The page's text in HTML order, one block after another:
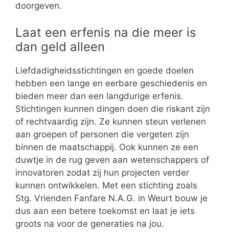
doorgeven.
Laat een erfenis na die meer is
dan geld alleen
Liefdadigheidsstichtingen en goede doelen
hebben een lange en eerbare geschiedenis en
bieden meer dan een langdurige erfenis.
Stichtingen kunnen dingen doen die riskant zijn
of rechtvaardig zijn. Ze kunnen steun verlenen
aan groepen of personen die vergeten zijn
binnen de maatschappij. Ook kunnen ze een
duwtje in de rug geven aan wetenschappers of
innovatoren zodat zij hun projecten verder
kunnen ontwikkelen. Met een stichting zoals
Stg. Vrienden Fanfare N.A.G. in Weurt bouw je
dus aan een betere toekomst en laat je iets
groots na voor de generaties na jou.